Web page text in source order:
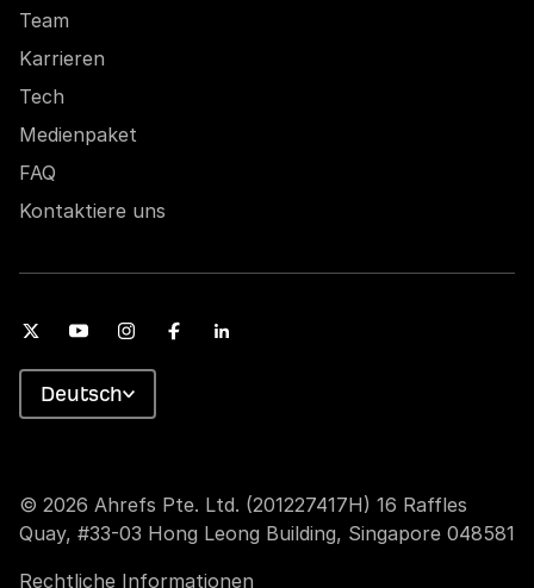
Team
Karrieren
Tech
Medienpaket
FAQ
Kontaktiere uns
© 2026 Ahrefs Pte. Ltd. (201227417H) 16 Raffles
Quay, #33-03 Hong Leong Building, Singapore 048581
Rechtliche Informationen
Deutsch